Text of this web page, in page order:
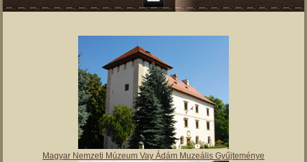
Magyar Nemzeti Múzeum Vay Ádám Muzeális Gyűjteménye